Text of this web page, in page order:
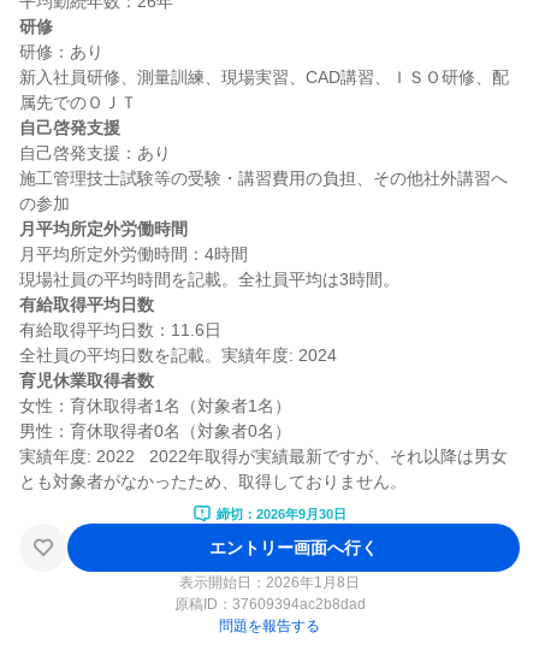
研修
研修：あり
新入社員研修、測量訓練、現場実習、CAD講習、ＩＳＯ研修、配
自己啓発支援
自己啓発支援：あり
施工管理技士試験等の受験・講習費用の負担、その他社外講習へ
月平均所定外労働時間
月平均所定外労働時間：4時間
有給取得平均日数
有給取得平均日数：11.6日
育児休業取得者数
女性：育休取得者1名（対象者1名）
男性：育休取得者0名（対象者0名）
実績年度: 2022   2022年取得が実績最新ですが、それ以降は男女
締切：2026年9月30日
エントリー画面へ行く
表示開始日：2026年1月8日
原稿ID： 37609394ac2b8dad
問題を報告する